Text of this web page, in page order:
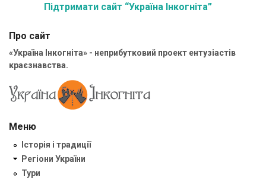
Підтримати сайт “Україна Інкогніта”
Про сайт
«Україна Інкогніта» - неприбутковий проект ентузіастів
краєзнавства.
Меню
Історія і традиції
Регіони України
Тури